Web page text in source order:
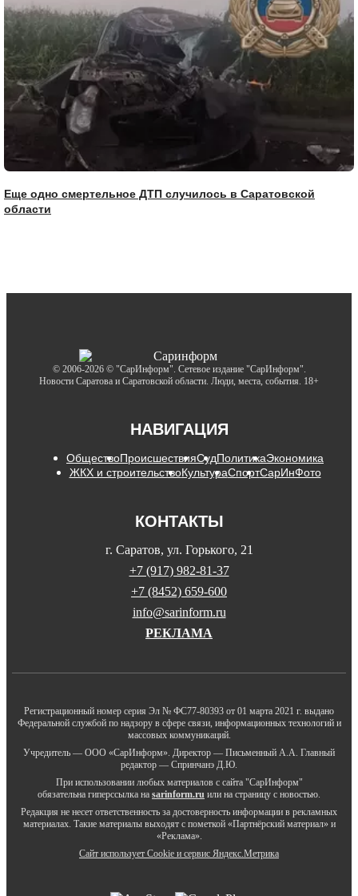
Еще одно смертельное ДТП случилось в Саратовской
области
© 2006-2026 © "СарИнформ". Сетевое издание "СарИнформ".
Новости Саратова и Саратовской области. Люди, места, события. 18+
НАВИГАЦИЯ
ОбществоПроисшествияСудПолитикаЭкономика
ЖКХ и строительствоКультураСпортСарИнФото
КОНТАКТЫ
г. Саратов, ул. Горького, 21
+7 (917) 982-81-37
+7 (8452) 659-600
info@sarinform.ru
РЕКЛАМА
Регистрационный номер серия Эл № ФС77-80393 от 01 марта 2021 г. выдано
Федеральной службой по надзору в сфере связи, информационных технологий и
массовых коммуникаций.
Учредитель — ООО «СарИнформ». Директор — Письменный А.А. Главный
редактор — Спринчанэ Д.Ю.
При использовании любых материалов с сайта "СарИнформ"
обязательна гиперссылка на sarinform.ru или на страницу с новостью.
Редакция не несет ответственность за достоверность информации в рекламных
материалах. Такие материалы выходят с пометкой «Партнёрский материал» и
«Реклама».
Сайт использует Cookie и сервиc Яндекс.Метрика